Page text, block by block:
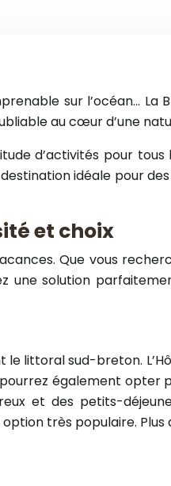
sur l’océan… La
au cœur d’une
d’activités pour tous
idéale pour
et choix
Que vous
une solution
littoral sud-breton.
également opter
et des petits-
très populaire.